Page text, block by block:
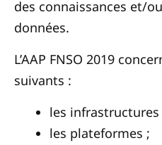
des connaissances et/
données.
L’AAP FNSO 2019
suivants :
les infrastructures
les plateformes ;